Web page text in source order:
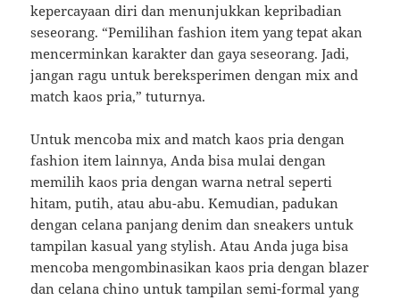
kepercayaan diri dan menunjukkan kepribadian
seseorang. “Pemilihan fashion item yang tepat akan
mencerminkan karakter dan gaya seseorang. Jadi,
jangan ragu untuk bereksperimen dengan mix and
match kaos pria,” tuturnya.
Untuk mencoba mix and match kaos pria dengan
fashion item lainnya, Anda bisa mulai dengan
memilih kaos pria dengan warna netral seperti
hitam, putih, atau abu-abu. Kemudian, padukan
dengan celana panjang denim dan sneakers untuk
tampilan kasual yang stylish. Atau Anda juga bisa
mencoba mengombinasikan kaos pria dengan blazer
dan celana chino untuk tampilan semi-formal yang